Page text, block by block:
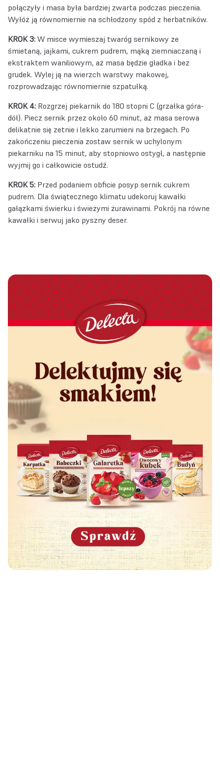
połączyły i masa była bardziej zwarta podczas pieczenia.
Wyłóż ją równomiernie na schłodzony spód z herbatników.
KROK 3: W misce wymieszaj twaróg sernikowy ze
śmietaną, jajkami, cukrem pudrem, mąką ziemniaczaną i
ekstraktem waniliowym, aż masa będzie gładka i bez
grudek. Wylej ją na wierzch warstwy makowej,
rozprowadzając równomiernie szpatułką.
KROK 4: Rozgrzej piekarnik do 180 stopni C (grzałka góra-
dół). Piecz sernik przez około 60 minut, aż masa serowa
delikatnie się zetnie i lekko zarumieni na brzegach. Po
zakończeniu pieczenia zostaw sernik w uchylonym
piekarniku na 15 minut, aby stopniowo ostygł, a następnie
wyjmij go i całkowicie ostudź.
KROK 5: Przed podaniem obficie posyp sernik cukrem
pudrem. Dla świątecznego klimatu udekoruj kawałki
gałązkami świerku i świeżymi żurawinami. Pokrój na równe
kawałki i serwuj jako pyszny deser.